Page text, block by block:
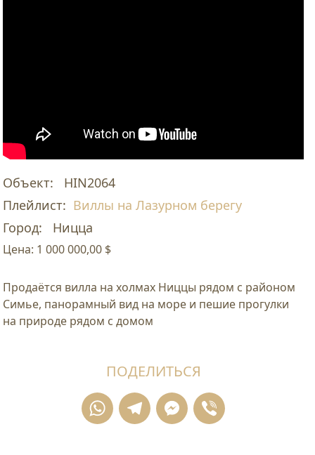
Объект:
HIN2064
Плейлист: Виллы на Лазурном берегу
Город:
Ницца
Цена: 1 000 000,00 $
Продаётся вилла на холмах Ниццы рядом с районом
Симье, панорамный вид на море и пешие прогулки
на природе рядом с домом
ПОДЕЛИТЬСЯ
WhatsApp
Telegram
Messenger